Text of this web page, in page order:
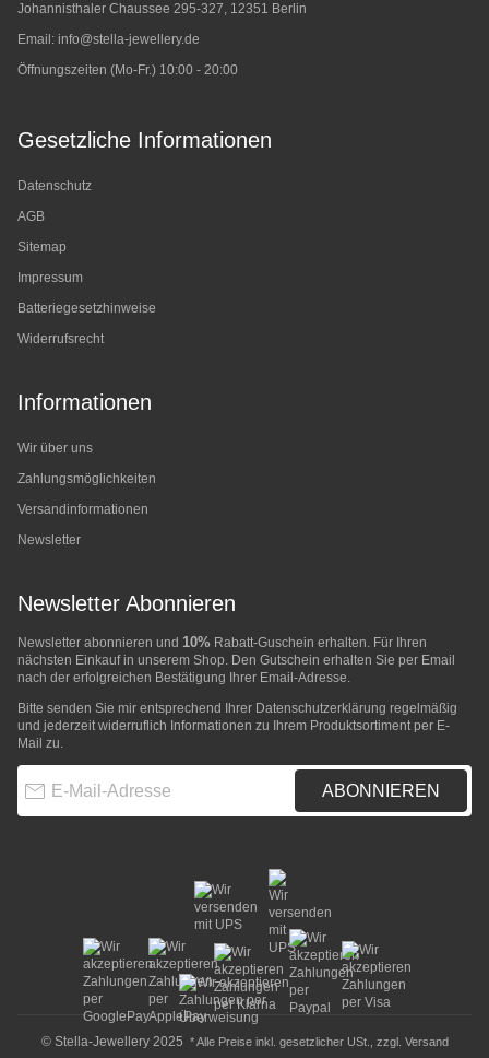
Johannisthaler Chaussee 295-327, 12351 Berlin
Email: info@stella-jewellery.de
Öffnungszeiten (Mo-Fr.) 10:00 - 20:00
Gesetzliche Informationen
Datenschutz
AGB
Sitemap
Impressum
Batteriegesetzhinweise
Widerrufsrecht
Informationen
Wir über uns
Zahlungsmöglichkeiten
Versandinformationen
Newsletter
Newsletter Abonnieren
Newsletter abonnieren und 10% Rabatt-Guschein erhalten. Für Ihren
nächsten Einkauf in unserem Shop. Den Gutschein erhalten Sie per Email
nach der erfolgreichen Bestätigung Ihrer Email-Adresse.
Bitte senden Sie mir entsprechend Ihrer Datenschutzerklärung regelmäßig
und jederzeit widerruflich Informationen zu Ihrem Produktsortiment per E-
Mail zu.
ABONNIEREN
© Stella-Jewellery 2025 * Alle Preise inkl. gesetzlicher USt., zzgl. Versand